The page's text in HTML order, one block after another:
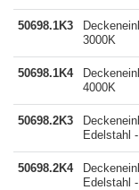
50698.1K3
3000K
50698.1K4
4000K
50698.2K3
Edelstahl
50698.2K4
Edelstahl